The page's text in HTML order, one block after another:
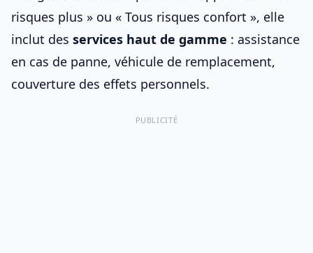
risques plus » ou « Tous risques confort », elle
inclut des services haut de gamme : assistance
en cas de panne, véhicule de remplacement,
couverture des effets personnels.
PUBLICITÉ